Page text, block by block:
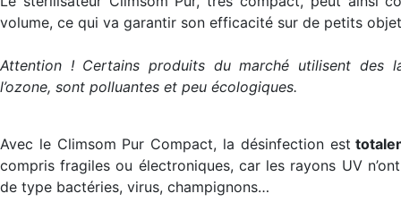
volume, ce qui va garantir son efficacité sur de petits
Attention ! Certains produits du marché utilisent des
l’ozone, sont polluantes et peu écologiques.
Avec le Climsom Pur Compact, la désinfection est
compris fragiles ou électroniques, car les rayons UV
de type bactéries, virus, champignons…